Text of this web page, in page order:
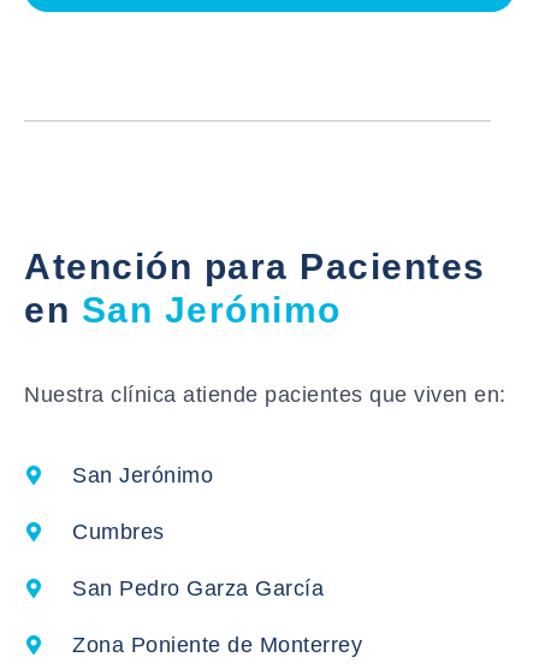
Atención para Pacientes
en San Jerónimo
Nuestra clínica atiende pacientes que viven en:
San Jerónimo
Cumbres
San Pedro Garza García
Zona Poniente de Monterrey